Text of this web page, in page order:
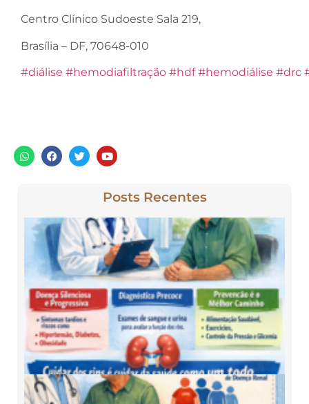
Centro Clínico Sudoeste Sala 219,
Brasília – DF, 70648-010
#diálise #hemodiafiltração #hdf #hemodiálise #drc
Posts Recentes